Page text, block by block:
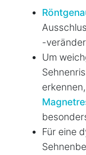
-
Um
Für eine